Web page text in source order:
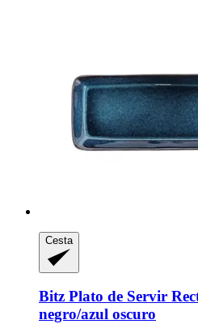
Cesta
Bitz Plato de Servir
negro/azul oscuro